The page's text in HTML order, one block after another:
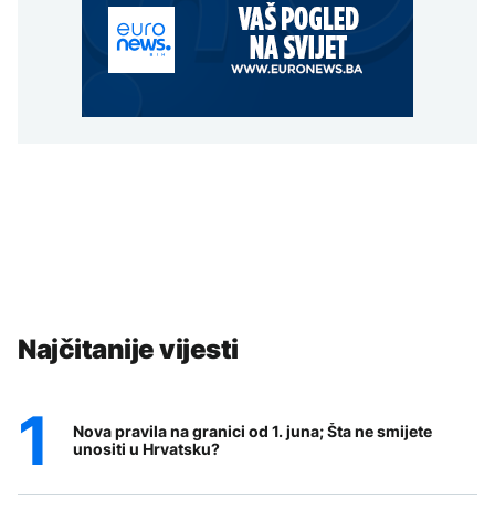
Najčitanije vijesti
Nova pravila na granici od 1. juna; Šta ne smijete
unositi u Hrvatsku?